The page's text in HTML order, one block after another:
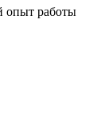
опыт работы